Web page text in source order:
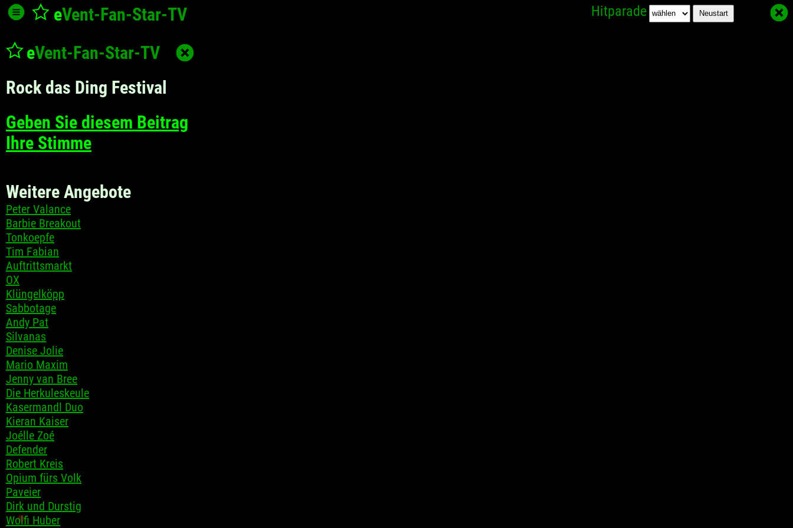
eVent-Fan-Star-TV Hitparade
eVent-Fan-Star-TV
Rock das Ding Festival
Geben Sie diesem Beitrag
Ihre Stimme
Weitere Angebote
Peter Valance
Barbie Breakout
Tonkoepfe
Tim Fabian
Auftrittsmarkt
OX
Klüngelköpp
Sabbotage
Andy Pat
Silvanas
Denise Jolie
Mario Maxim
Jenny van Bree
Die Herkuleskeule
Kasermandl Duo
Kieran Kaiser
Joélle Zoé
Defender
Robert Kreis
Opium fürs Volk
Paveier
Dirk und Durstig
Wolfi Huber